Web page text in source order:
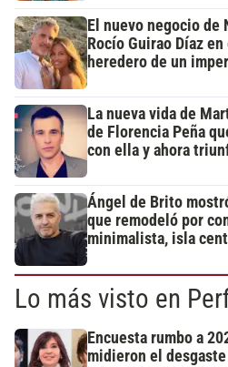
El nuevo negocio de
Rocío Guirao Díaz
heredero de un
La nueva vida de
de Florencia Peña
con ella y ahora
Ángel de Brito
que remodeló por
minimalista, isla
Lo más visto en
Encuesta rumbo a
midieron el